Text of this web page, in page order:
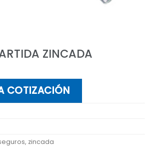
ZINCADA
COTIZACIÓN
, zincada